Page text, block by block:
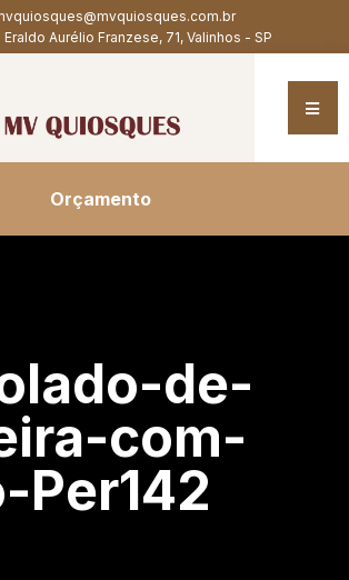
Eraldo Aurélio Franzese, 71, Valinhos - SP
Orçamento
de-
com-
Per142